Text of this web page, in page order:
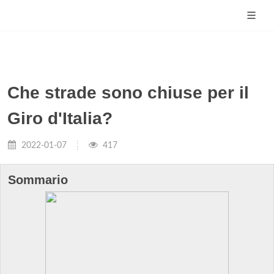
Che strade sono chiuse per il
Giro d'Italia?
2022-01-07 417
Sommario